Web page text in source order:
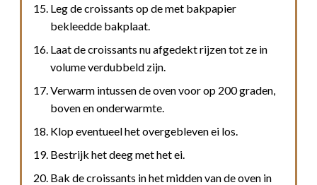
Leg de croissants op de met bakpapier
bekleedde bakplaat.
Laat de croissants nu afgedekt rijzen tot ze in
volume verdubbeld zijn.
Verwarm intussen de oven voor op 200 graden,
boven en onderwarmte.
Klop eventueel het overgebleven ei los.
Bestrijk het deeg met het ei.
Bak de croissants in het midden van de oven in